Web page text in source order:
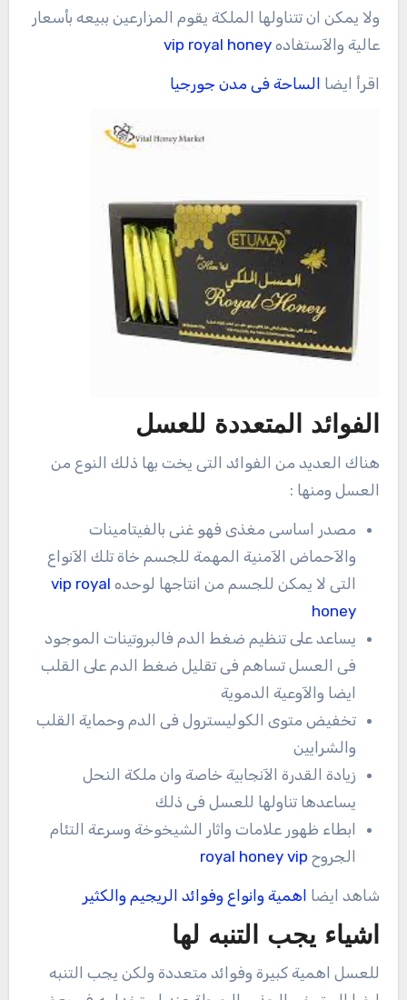
ولا يمكن ان تتناولها الملكة يقوم المزارعين ببيعه بأسعار
عالية والآستفاده vip royal honey
اقرأ ايضا الساحة فى مدن جورجيا
الفوائد المتعددة للعسل
هناك العديد من الفوائد التى يخت بها ذلك النوع من
العسل ومنها :
مصدر اساسى مغذى فهو غنى بالفيتامينات
والآحماض الآمنية المهمة للجسم خاة تلك الآنواع
التى لا يمكن للجسم من انتاجها لوحده vip royal
honey
يساعد على تنظيم ضغط الدم فالبروتينات الموجود
فى العسل تساهم فى تقليل ضغط الدم على القلب
ايضا والآوعية الدموية
تخفيض متوى الكوليسترول فى الدم وحماية القلب
والشرايين
زيادة القدرة الآنجابية خاصة وان ملكة النحل
يساعدها تناولها للعسل فى ذلك
ابطاء ظهور علامات واثار الشيخوخة وسرعة التئام
الجروح royal honey vip
شاهد ايضا اهمية وانواع وفوائد الريجيم والكثير
اشياء يجب التنبه لها
للعسل اهمية كبيرة وفوائد متعددة ولكن يجب التنبه